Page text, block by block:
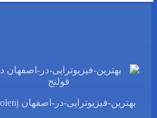
بهترین-فیزیوتراپی-در-اصفهان drgholenj